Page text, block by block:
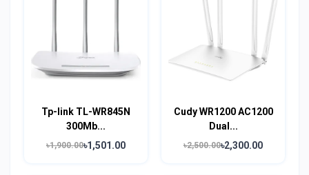
Tp-link TL-WR845N
300Mb...
৳1,900.00৳1,501.00
Cudy WR1200 AC1200
Dual...
৳2,500.00৳2,300.00